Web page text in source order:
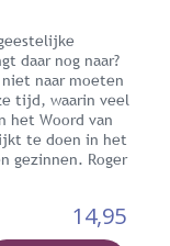
daar nog naar?
naar moeten
tijd, waarin veel
het Woord van
te doen in het
gezinnen. Roger
14,95